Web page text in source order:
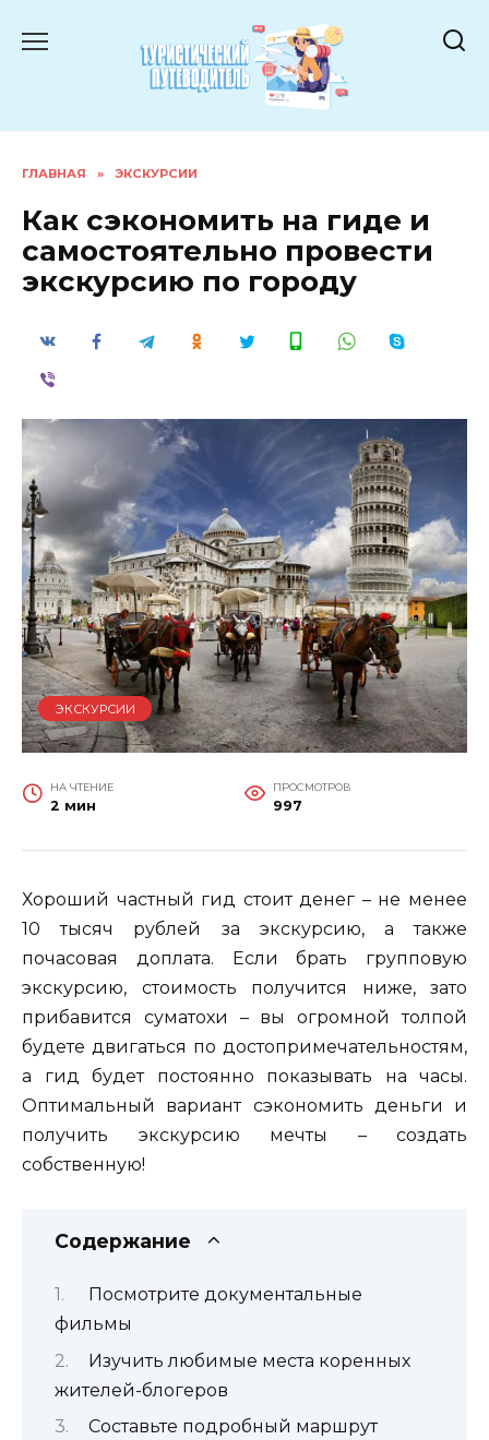
ГЛАВНАЯ » ЭКСКУРСИИ
Как сэкономить на гиде и
самостоятельно провести
экскурсию по городу
ЭКСКУРСИИ
НА ЧТЕНИЕ
2 мин
ПРОСМОТРОВ
997
Хороший частный гид стоит денег – не менее
10 тысяч рублей за экскурсию, а также
почасовая доплата. Если брать групповую
экскурсию, стоимость получится ниже, зато
прибавится суматохи – вы огромной толпой
будете двигаться по достопримечательностям,
а гид будет постоянно показывать на часы.
Оптимальный вариант сэкономить деньги и
получить экскурсию мечты – создать
собственную!
Содержание
Посмотрите документальные
фильмы
Изучить любимые места коренных
жителей-блогеров
Составьте подробный маршрут